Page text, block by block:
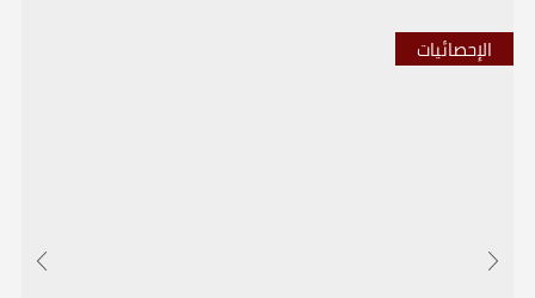
الإحصائيات